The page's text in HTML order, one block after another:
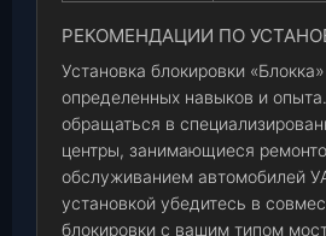
РЕКОМЕНДАЦИИ ПО
Установка блокировки
определенных навыков и
обращаться в
центры, занимающиеся
обслуживанием автомобилей
установкой убедитесь в
блокировки с вашим типом